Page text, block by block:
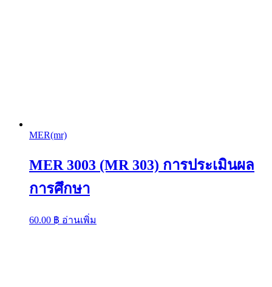
MER(mr)
MER 3003 (MR 303) การประเมินผล
การศึกษา
60.00 ฿ อ่านเพิ่ม